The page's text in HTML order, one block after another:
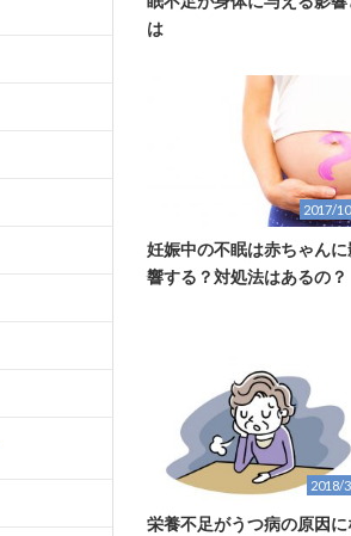
は
2017/
妊娠中の不眠は赤ちゃんに
響する？対処法はあるの？
2018/
栄養不足がうつ病の原因に